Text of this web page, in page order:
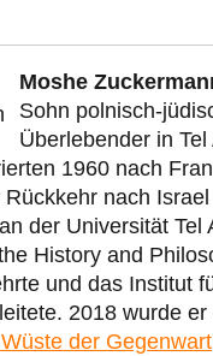
Moshe
Sohn polnisch-
Überlebender in
1960 nach
Rückkehr nach
der Universität Tel
History and
und das Institut
2018 wurde
der Gegenwart